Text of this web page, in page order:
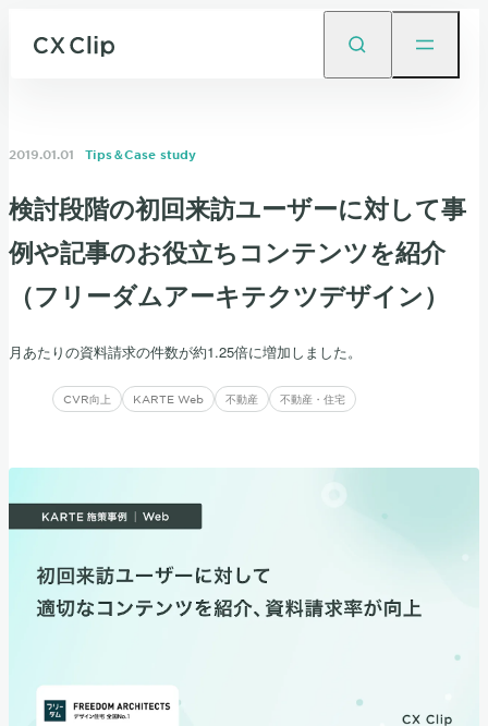
2019.01.01 Tips＆Case study
検討段階の初回来訪ユーザーに対して事
例や記事のお役立ちコンテンツを紹介
（フリーダムアーキテクツデザイン）
月あたりの資料請求の件数が約1.25倍に増加しました。
CVR向上 KARTE Web 不動産 不動産・住宅